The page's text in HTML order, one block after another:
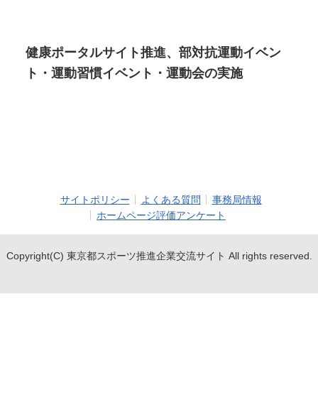
健康ポータルサイト推進、部対抗運動イベン
ト・運動習慣イベント・運動会の実施
サイトポリシー よくある質問
事務局情報
ホームページ評価アンケート
Copyright(C) 東京都スポーツ推進企業交流サイト All rights reserved.